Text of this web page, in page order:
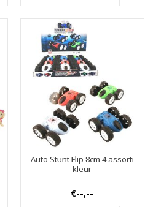
Auto Stunt Flip 8cm 4 assorti
kleur
€--,--